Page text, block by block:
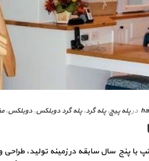
درپله پیچ,پله گرد,پله گرد دوبلکس,دوبلکس,
با پنج سال سابقه در زمینه تولید،